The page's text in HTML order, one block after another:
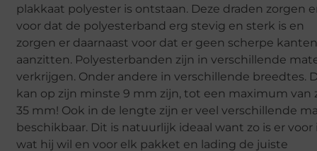
plakkaat polyester is ontstaan. Deze draden zorgen
voor dat de polyesterband erg stevig en sterk is en
zorgen er daarnaast voor dat er geen scherpe
aanzitten. Polyesterbanden zijn in verschillende
verkrijgen. Onder andere in verschillende breedtes.
kan op zijn minste 9 mm zijn, tot een maximum van
35 mm! Ook in de lengte zijn er veel verschillende
beschikbaar. Dit is natuurlijk ideaal want zo is er voor
wat hij wil en voor elk pakket en lading de juiste